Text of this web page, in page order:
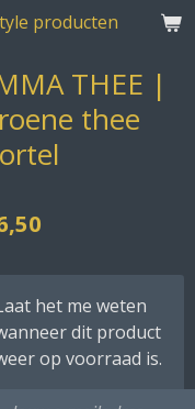
producten
THEE |
thee
het me weten
dit product
op voorraad is.